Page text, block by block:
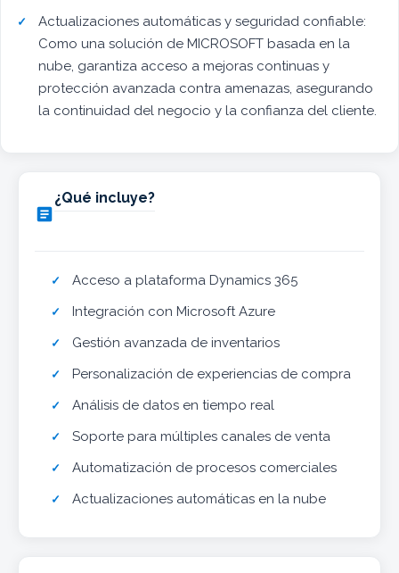
Actualizaciones automáticas y seguridad confiable:
Como una solución de MICROSOFT basada en la
nube, garantiza acceso a mejoras continuas y
protección avanzada contra amenazas, asegurando
la continuidad del negocio y la confianza del cliente.

¿Qué incluye?
Acceso a plataforma Dynamics 365
Integración con Microsoft Azure
Gestión avanzada de inventarios
Personalización de experiencias de compra
Análisis de datos en tiempo real
Soporte para múltiples canales de venta
Automatización de procesos comerciales
Actualizaciones automáticas en la nube